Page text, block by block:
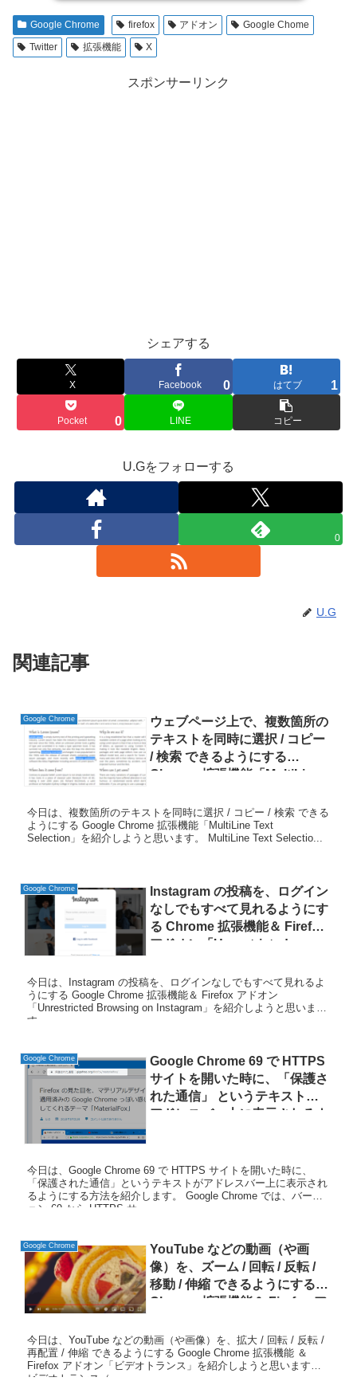
Google Chrome firefox アドオン
Google Chome
Twitter
拡張機能 X
スポンサーリンク
シェアする
X Facebook 0 はてブ 1
Pocket 0 LINE コピー
U.Gをフォローする
0
U.G
関連記事
Google Chrome
ウェブページ上で、複数箇所の
テキストを同時に選択 / コピー
/ 検索 できるようにする
Chrome 拡張機能「MultiLine
今日は、複数箇所のテキストを同時に選択 / コピー / 検索 できる
ようにする Google Chrome 拡張機能「MultiLine Text
Selection」を紹介しようと思います。 MultiLine Text Selectio...
Google Chrome
Instagram の投稿を、ログイン
なしでもすべて見れるようにす
る Chrome 拡張機能＆ Firefox
アドオン「Unrestricted
今日は、Instagram の投稿を、ログインなしでもすべて見れるよ
うにする Google Chrome 拡張機能＆ Firefox アドオン
「Unrestricted Browsing on Instagram」を紹介しようと思いま
す。 ...
Google Chrome
Google Chrome 69 で HTTPS
サイトを開いた時に、「保護さ
れた通信」 というテキストが
アドレスバー上に表示されるよ
今日は、Google Chrome 69 で HTTPS サイトを開いた時に、
「保護された通信」というテキストがアドレスバー上に表示され
るようにする方法を紹介します。 Google Chrome では、バージ
ョン 69 から HTTPS サ...
Google Chrome
YouTube などの動画（や画
像）を、ズーム / 回転 / 反転 /
移動 / 伸縮 できるようにする
Chrome 拡張機能＆ Firefox ア
今日は、YouTube などの動画（や画像）を、拡大 / 回転 / 反転 /
再配置 / 伸縮 できるようにする Google Chrome 拡張機能 ＆
Firefox アドオン「ビデオトランス」を紹介しようと思います。
ビデオトランス（...